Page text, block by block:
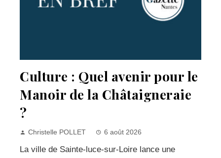
Culture : Quel avenir pour le
Manoir de la Châtaigneraie
?
Christelle POLLET 6 août 2026
La ville de Sainte-luce-sur-Loire lance une